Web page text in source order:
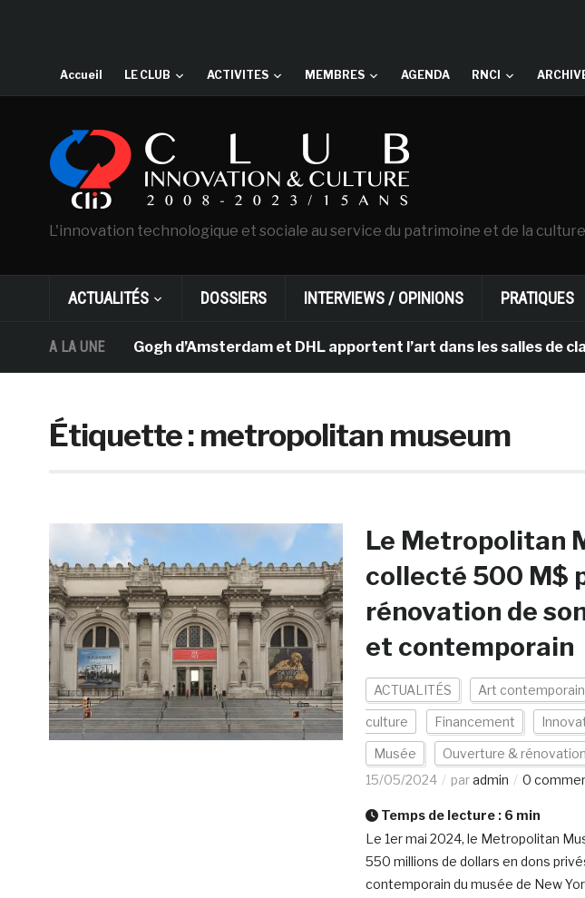
Accueil LE CLUB ACTIVITES MEMBRES AGENDA RNCI
L'innovation technologique et sociale au service du patrimoine et de la culture
ACTUALITÉS DOSSIERS INTERVIEWS / OPINIONS PRATIQUES
A LA UNE
Van Gogh d’Amsterdam et DHL apportent l’art dans les salles de classe
Étiquette :metropolitan museum
Le Metropolitan
collecté 500 M$
rénovation de
et contemporain
ACTUALITÉS Art contemporain
culture Financement
Musée Ouverture &
15/05/2024
paradmin 0
Temps de lecture : 6 min
Le 1er mai 2024, le Metropolitan
550 millions de dollars en dons
contemporain du musée de New